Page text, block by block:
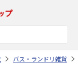
バス・ランドリ雑貨